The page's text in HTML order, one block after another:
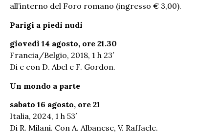
all’interno del Foro romano (ingresso € 3,00).
Parigi a piedi nudi
giovedì 14 agosto, ore 21.30
Francia/Belgio, 2018, 1 h 23′
Di e con D. Abel e F. Gordon.
Un mondo a parte
sabato 16 agosto, ore 21
Italia, 2024, 1 h 53′
Di R. Milani. Con A. Albanese, V. Raffaele.